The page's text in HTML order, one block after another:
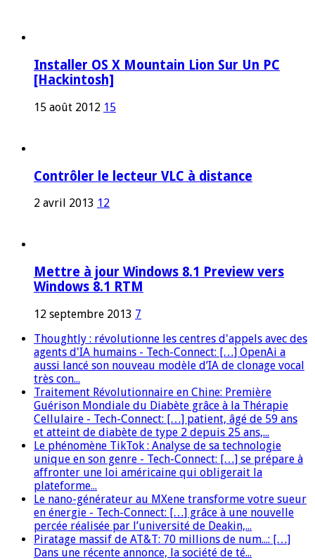
Installer OS X Mountain Lion Sur Un PC
[Hackintosh]
15 août 2012 15
Contrôler le lecteur VLC à distance
2 avril 2013 12
Mettre à jour Windows 8.1 Preview vers
Windows 8.1 RTM
12 septembre 2013 7
Thoughtly : révolutionne les centres d'appels avec des
agents d'IA humains - Tech-Connect: […] OpenAi a
aussi lancé son nouveau modèle d’IA de clonage vocal
très con...
Traitement Révolutionnaire en Chine: Première
Guérison Mondiale du Diabète grâce à la Thérapie
Cellulaire - Tech-Connect: […] patient, âgé de 59 ans
et atteint de diabète de type 2 depuis 25 ans,...
Le phénomène TikTok : Analyse de sa technologie
unique en son genre - Tech-Connect: […] se prépare à
affronter une loi américaine qui obligerait la
plateforme...
Le nano-générateur au MXene transforme votre sueur
en énergie - Tech-Connect: […] grâce à une nouvelle
percée réalisée par l’université de Deakin,...
Piratage massif de AT&T: 70 millions de num...: […]
Dans une récente annonce, la société de té...